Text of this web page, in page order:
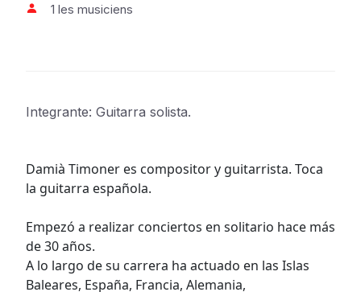
1 les musiciens
Integrante: Guitarra solista.
Damià Timoner es compositor y guitarrista. Toca
la guitarra española.
Empezó a realizar conciertos en solitario hace más
de 30 años.
A lo largo de su carrera ha actuado en las Islas
Baleares, España, Francia, Alemania,